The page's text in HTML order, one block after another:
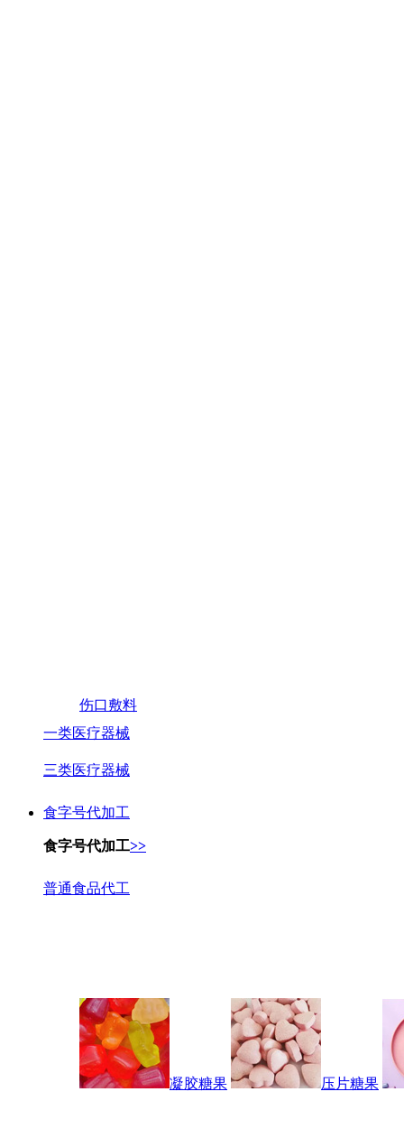
伤口敷料
一类医疗器械
三类医疗器械
食字号代加工
食字号代加工>>
普通食品代工
凝胶糖果 压片糖果